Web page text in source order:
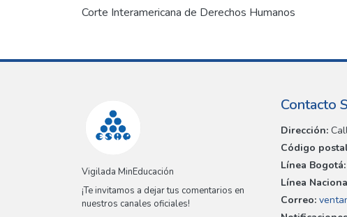
Corte Interamericana de Derechos Humanos
Vigilada MinEducación
¡Te invitamos a dejar tus comentarios en
nuestros canales oficiales!
Contacto
Dirección:
Código
Línea Bogotá:
Línea
Correo: